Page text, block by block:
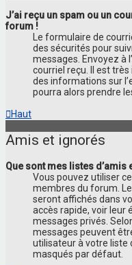
J’ai reçu un spam ou un
forum !
Le formulaire de
des sécurités pour
messages. Envoyez à
courriel reçu. Il est
des informations sur
pourra alors prendre
Haut
Amis et ignorés
Que sont mes listes d’amis
Vous pouvez utiliser
membres du forum.
seront affichés dans
accès rapide, voir leur
messages privés.
messages peuvent
utilisateur à votre liste
masqués par défaut.